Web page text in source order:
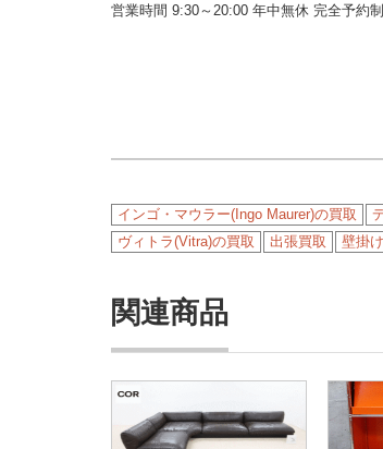
営業時間 9:30～20:00 年中無休 完全予約制
インゴ・マウラー(Ingo Maurer)の買取
ヴィトラ(Vitra)の買取
出張買取 壁掛
関連商品